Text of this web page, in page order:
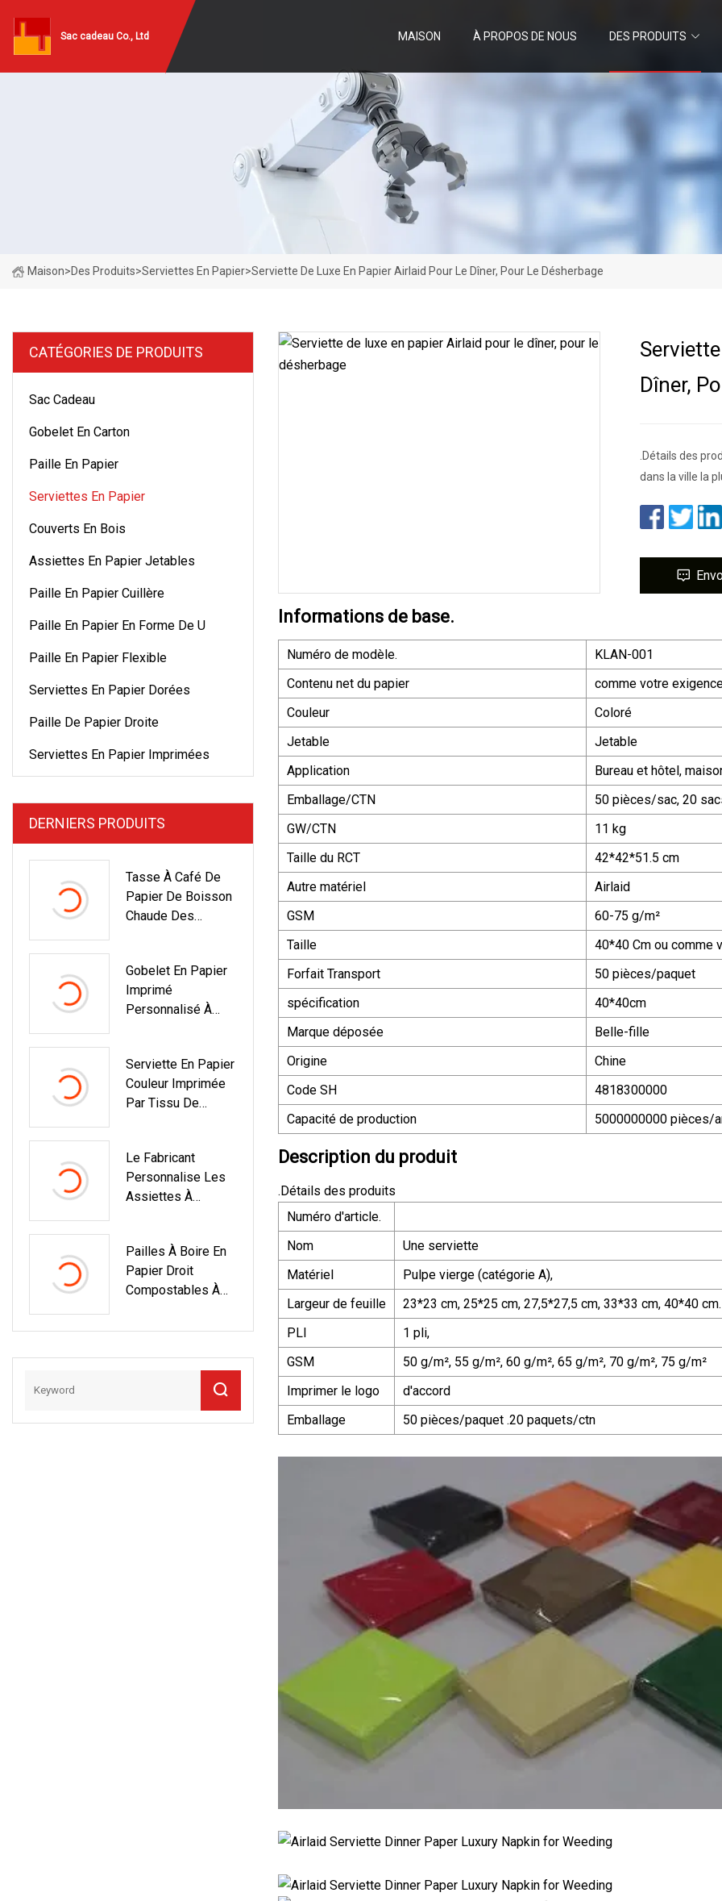
Sac cadeau Co., Ltd MAISON À PROPOS DE NOUS DES PRODUITS
Maison>Des Produits>Serviettes En Papier>Serviette De Luxe En Papier Airlaid Pour Le Dîner, Pour Le Désherbage
CATÉGORIES DE PRODUITS
Sac Cadeau
Gobelet En Carton
Paille En Papier
Serviettes En Papier
Couverts En Bois
Assiettes En Papier Jetables
Paille En Papier Cuillère
Paille En Papier En Forme De U
Paille En Papier Flexible
Serviettes En Papier Dorées
Paille De Papier Droite
Serviettes En Papier Imprimées
DERNIERS PRODUITS
Tasse À Café De
Papier De Boisson
Chaude Des
Unique
Gobelet En Papier
Imprimé
Personnalisé À
Serviette En Papier
Couleur Imprimée
Par Tissu De
Le Fabricant
Personnalise Les
Assiettes À
Assiettes En
Papier Jetables
Rondes Et
Emballage
Pailles À Boire En
Papier Droit
Compostables À
Emballées
Dîner,
.Détails des
dans la ville la
Informations de base.
Numéro de modèle.
KLAN-001
Contenu net du papier
comme votre
Couleur
Coloré
Jetable
Jetable
Application
Bureau et hôtel,
Emballage/CTN
50 pièces/sac, 20
GW/CTN
11 kg
Taille du RCT
42*42*51.5 cm
Autre matériel
Airlaid
GSM
60-75 g/m²
Taille
40*40 Cm ou comme
Forfait Transport
50 pièces/paquet
spécification
40*40cm
Marque déposée
Belle-fille
Origine
Chine
Code SH
4818300000
Capacité de production
5000000000 pièces/
Description du produit
.Détails des produits
Numéro d'article.
Nom
Une serviette
Matériel
Pulpe vierge (catégorie A),
Largeur de feuille
23*23 cm, 25*25 cm, 27,5*27,5 cm, 33*33 cm, 40*40 cm.
PLI
1 pli,
GSM
50 g/m², 55 g/m², 60 g/m², 65 g/m², 70 g/m², 75 g/m²
Imprimer le logo
d'accord
Emballage
50 pièces/paquet .20 paquets/ctn